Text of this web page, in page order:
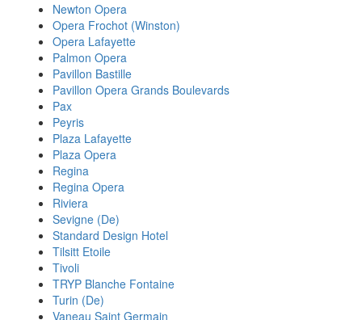
Newton Opera
Opera Frochot (Winston)
Opera Lafayette
Palmon Opera
Pavillon Bastille
Pavillon Opera Grands Boulevards
Pax
Peyris
Plaza Lafayette
Plaza Opera
Regina
Regina Opera
Riviera
Sevigne (De)
Standard Design Hotel
Tilsitt Etoile
Tivoli
TRYP Blanche Fontaine
Turin (De)
Vaneau Saint Germain